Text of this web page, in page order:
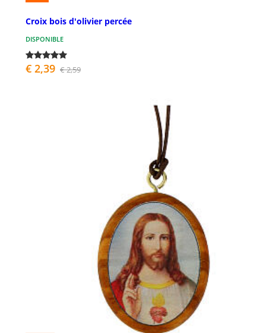
Croix bois d'olivier percée
DISPONIBLE
€ 2,39 € 2,59